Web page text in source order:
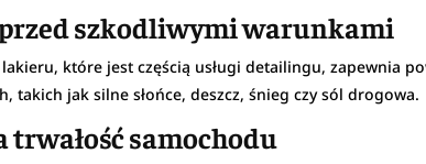
szkodliwymi warunkami
które jest częścią usługi detailingu, zapewnia
takich jak silne słońce, deszcz, śnieg czy sól drogowa.
trwałość samochodu